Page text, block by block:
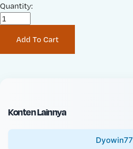
l
e
i
n
a
c
e
Quantity:
Add To Cart
Konten Lainnya
Dyowin77